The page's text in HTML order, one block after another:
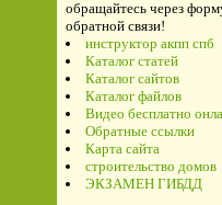
обращайтесь через
обратной связи!
инструктор акпп спб
Каталог статей
Каталог сайтов
Каталог файлов
Видео бесплатно
Обратные ссылки
Карта сайта
строительство домов
ЭКЗАМЕН ГИБДД